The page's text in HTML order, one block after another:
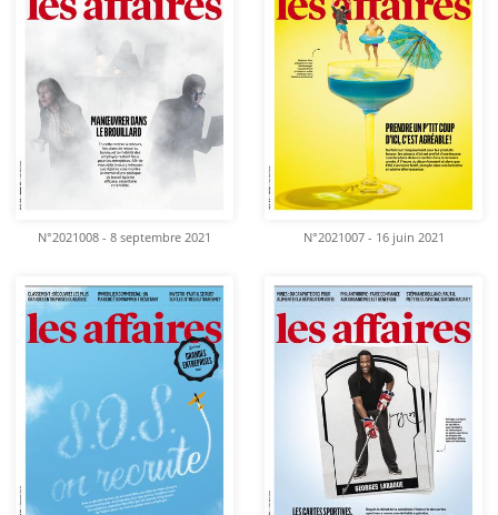
N°2021008 - 8 septembre 2021 N°2021007 - 16 juin 2021